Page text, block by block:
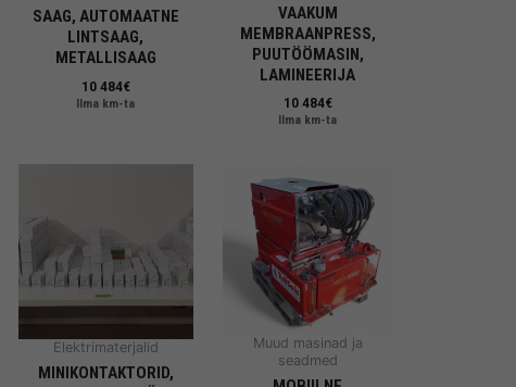
SAAG, AUTOMAATNE
LINTSAAG,
METALLISAAG
10 484€
Ilma km-ta
VAAKUM
MEMBRAANPRESS,
PUUTÖÖMASIN,
LAMINEERIJA
10 484€
Ilma km-ta
Elektrimaterjalid
MINIKONTAKTORID,
Muud masinad ja
seadmed